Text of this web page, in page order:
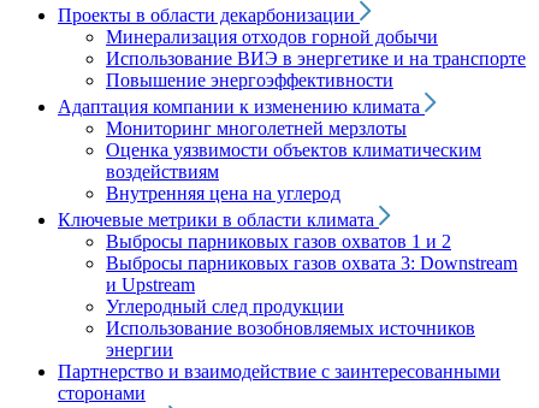
Проекты в области декарбонизации
Минерализация отходов горной добычи
Использование ВИЭ в энергетике и на транспорте
Повышение энергоэффективности
Адаптация компании к изменению климата
Мониторинг многолетней мерзлоты
Оценка уязвимости объектов климатическим
воздействиям
Внутренняя цена на углерод
Ключевые метрики в области климата
Выбросы парниковых газов охватов 1 и 2
Выбросы парниковых газов охвата 3: Downstream
и Upstream
Углеродный след продукции
Использование возобновляемых источников
энергии
Партнерство и взаимодействие с заинтересованными
сторонами